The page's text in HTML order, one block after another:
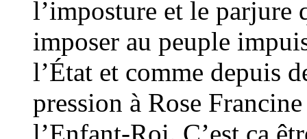
l’imposture et le parjure
imposer au peuple
l’État et comme depuis
pression à Rose